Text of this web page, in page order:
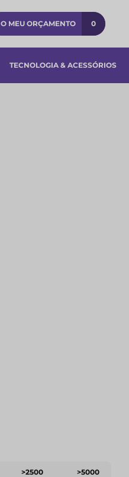
O MEU ORÇAMENTO 0
TECNOLOGIA & ACESSÓRIOS​
>2500 >5000